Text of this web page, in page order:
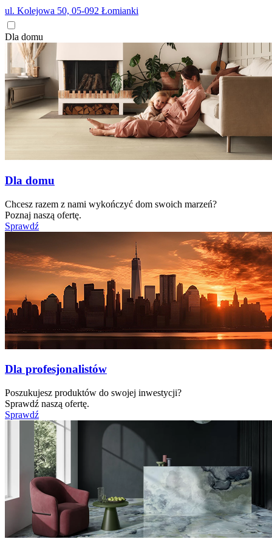
ul. Kolejowa 50, 05-092 Łomianki
Dla domu
Dla domu
Chcesz razem z nami wykończyć dom swoich marzeń?
Poznaj naszą ofertę.
Sprawdź
Dla profesjonalistów
Poszukujesz produktów do swojej inwestycji?
Sprawdź naszą ofertę.
Sprawdź